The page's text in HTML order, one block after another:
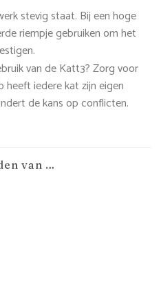
stevig staat. Bij een hoge
riempje gebruiken om het
van de Katt3? Zorg voor
heeft iedere kat zijn eigen
de kans op conflicten.
van …